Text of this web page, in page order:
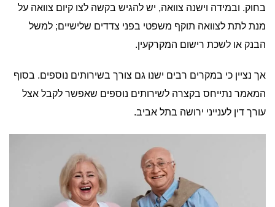
בחוק. ובמידה וישנה צוואה, יש להגיש בקשה לצו קיום צוואה על
מנת לתת לצוואה תוקף משפטי בפני צדדים שלישיים; למשל
הבנק או לשכת רישום המקרקעין.
אך נציין כי במקרים רבים ישנו גם צורך בשירותים נוספים. בסוף
המאמר נתייחס בקצרה לשירותים נוספים שאפשר לקבל אצל
עורך דין לענייני ירושה בתל אביב.